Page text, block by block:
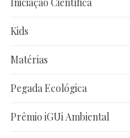
Iniciação Científica
Kids
Matérias
Pegada Ecológica
Prêmio iGUi Ambiental